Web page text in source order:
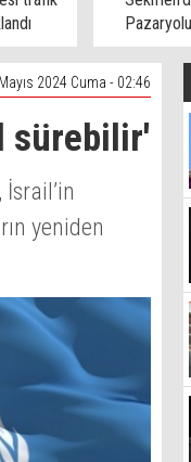
2024 Cuma - 02:46
sürebilir'
yeniden